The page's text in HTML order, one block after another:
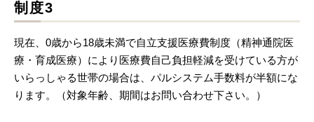
制度3
現在、0歳から18歳未満で自立支援医療費制度（精神通院医
療・育成医療）により医療費自己負担軽減を受けている方が
いらっしゃる世帯の場合は、パルシステム手数料が半額にな
ります。（対象年齢、期間はお問い合わせ下さい。）